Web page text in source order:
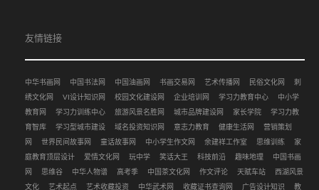
友情链接
中华书画网 中国书法网 中国油画网 书画交易网 艺术传播网 民俗文化网
刺
绣文化网
VI设计知识网 校园文化建设网 企业培训网 学习力教育中心
中小学
教育网
学习力训练中心 旅游风景名胜网 城市品牌建设网 家长学院
学习力教
育智库
学习型城市建设 域名投资知识网 意志力教育 健康生活网
营销策划
网
世界民间故事网 童话故事网 中小学生作文网 余建祥工作室 思维训练
家
庭教育顶层设计
爱情文化网 玩中学 笑话大王 科技前沿 趣味地理
中国书画
网
思维谷 中华人物谱 高考季 中国茶文化网 作文评论 天赋车站
西湖风景
文化
艺术起点 艺术收藏投资 中华武术网 收藏证书查询网 广告设计知识
教